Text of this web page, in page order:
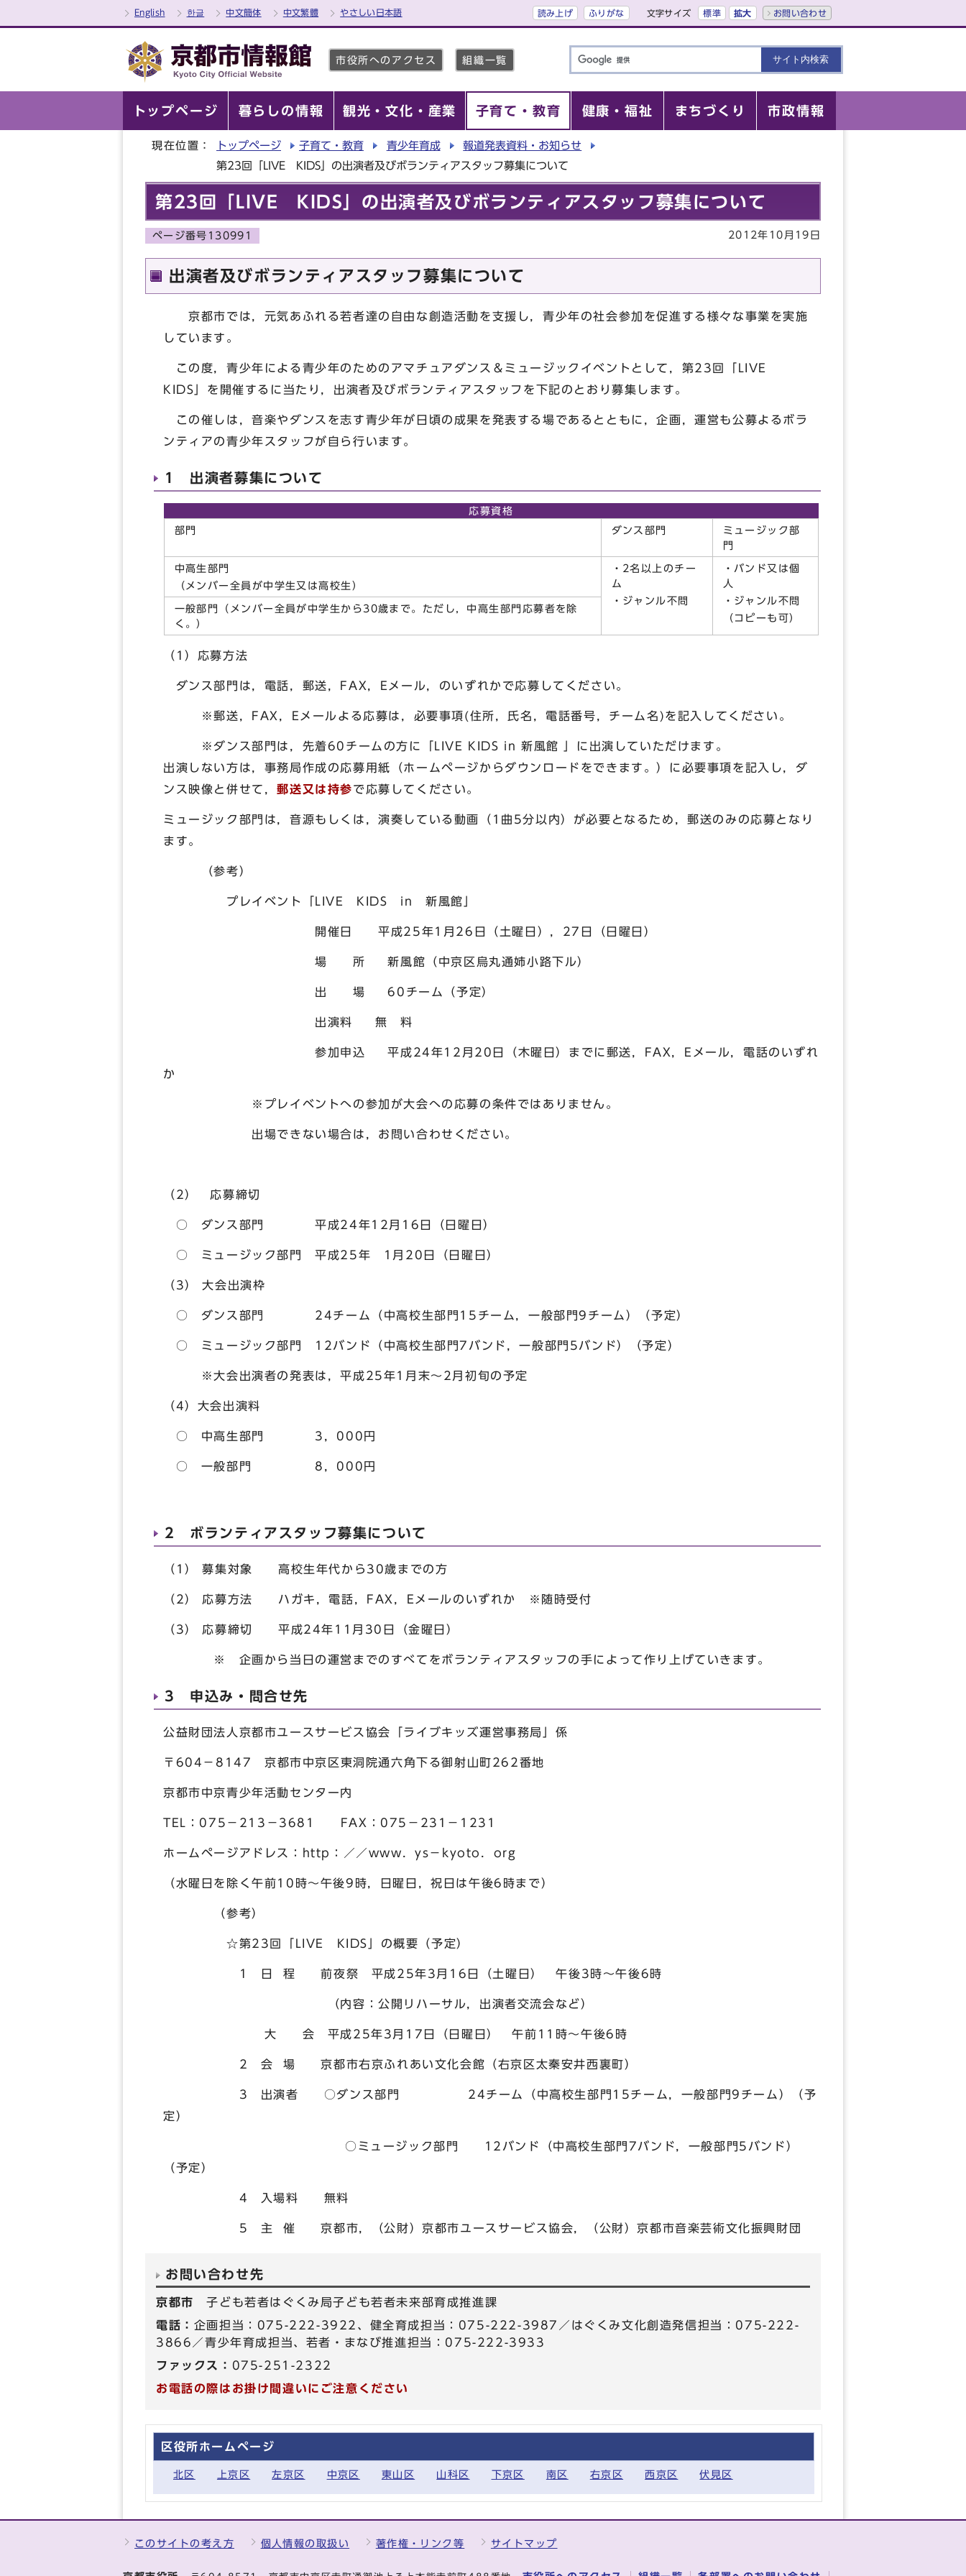
English 한글 中文簡体 中文繁體 やさしい日本語 読み上げ ふりがな 文字サイズ 標準 拡大 お問い合わせ
市役所へのアクセス 組織一覧
トップページ 暮らしの情報 観光・文化・産業 子育て・教育 健康・福祉 まちづくり 市政情報
現在位置： トップページ 子育て・教育 青少年育成
報道発表資料・お知らせ
第23回「LIVE KIDS」の出演者及びボランティアスタッフ募集について
第23回「LIVE KIDS」の出演者及びボランティアスタッフ募集について
ページ番号130991 2012年10月19日
出演者及びボランティアスタッフ募集について
京都市では，元気あふれる若者達の自由な創造活動を支援し，青少年の社会参加を促進する様々な事業を実施
しています。
この度，青少年による青少年のためのアマチュアダンス＆ミュージックイベントとして，第23回「LIVE
KIDS」を開催するに当たり，出演者及びボランティアスタッフを下記のとおり募集します。
この催しは，音楽やダンスを志す青少年が日頃の成果を発表する場であるとともに，企画，運営も公募よるボラ
ンティアの青少年スタッフが自ら行います。
1 出演者募集について
応募資格
部門
ダンス部門
ミュージック部
門
中高生部門
（メンバー全員が中学生又は高校生）
・2名以上のチー
ム
・ジャンル不問
・バンド又は個
人
・ジャンル不問
（コピーも可）
一般部門（メンバー全員が中学生から30歳まで。ただし，中高生部門応募者を除
く。）
（1）応募方法
ダンス部門は，電話，郵送，FAX，Eメール，のいずれかで応募してください。
※郵送，FAX，Eメールよる応募は，必要事項(住所，氏名，電話番号，チーム名)を記入してください。
※ダンス部門は，先着60チームの方に「LIVE KIDS in 新風館 」に出演していただけます。
出演しない方は，事務局作成の応募用紙（ホームページからダウンロードをできます。）に必要事項を記入し，ダ
ンス映像と併せて，郵送又は持参で応募してください。
ミュージック部門は，音源もしくは，演奏している動画（1曲5分以内）が必要となるため，郵送のみの応募となり
ます。
（参考）
プレイベント「LIVE KIDS in 新風館」
開催日 平成25年1月26日（土曜日），27日（日曜日）
場 所 新風館（中京区烏丸通姉小路下ル）
出 場 60チーム（予定）
出演料 無 料
参加申込 平成24年12月20日（木曜日）までに郵送，FAX，Eメール，電話のいずれ
か
※プレイベントへの参加が大会への応募の条件ではありません。
出場できない場合は，お問い合わせください。
（2） 応募締切
○ ダンス部門 平成24年12月16日（日曜日）
○ ミュージック部門 平成25年 1月20日（日曜日）
（3） 大会出演枠
○ ダンス部門 24チーム（中高校生部門15チーム，一般部門9チーム）（予定）
○ ミュージック部門 12バンド（中高校生部門7バンド，一般部門5バンド）（予定）
※大会出演者の発表は，平成25年1月末～2月初旬の予定
（4）大会出演料
○ 中高生部門 3，000円
○ 一般部門 8，000円
2 ボランティアスタッフ募集について
（1） 募集対象 高校生年代から30歳までの方
（2） 応募方法 ハガキ，電話，FAX，Eメールのいずれか ※随時受付
（3） 応募締切 平成24年11月30日（金曜日）
※ 企画から当日の運営までのすべてをボランティアスタッフの手によって作り上げていきます。
3 申込み・問合せ先
公益財団法人京都市ユースサービス協会「ライブキッズ運営事務局」係
〒604－8147 京都市中京区東洞院通六角下る御射山町262番地
京都市中京青少年活動センター内
TEL：075－213－3681 FAX：075－231－1231
ホームページアドレス：http：／／www．ys－kyoto．org
（水曜日を除く午前10時～午後9時，日曜日，祝日は午後6時まで）
（参考）
☆第23回「LIVE KIDS」の概要（予定）
1 日 程 前夜祭 平成25年3月16日（土曜日） 午後3時～午後6時
（内容：公開リハーサル，出演者交流会など）
大 会 平成25年3月17日（日曜日） 午前11時～午後6時
2 会 場 京都市右京ふれあい文化会館（右京区太秦安井西裏町）
3 出演者 ○ダンス部門 24チーム（中高校生部門15チーム，一般部門9チーム）（予
定）
○ミュージック部門 12バンド（中高校生部門7バンド，一般部門5バンド）
（予定）
4 入場料 無料
5 主 催 京都市，（公財）京都市ユースサービス協会，（公財）京都市音楽芸術文化振興財団
お問い合わせ先
京都市子ども若者はぐくみ局子ども若者未来部育成推進課
電話： 企画担当：075-222-3922、健全育成担当：075-222-3987／はぐくみ文化創造発信担当：075-222-
3866／青少年育成担当、若者・まなび推進担当：075-222-3933
ファックス： 075-251-2322
お電話の際はお掛け間違いにご注意ください
区役所ホームページ
北区 上京区 左京区 中京区 東山区 山科区 下京区 南区 右京区 西京区 伏見区
このサイトの考え方 個人情報の取扱い 著作権・リンク等 サイトマップ